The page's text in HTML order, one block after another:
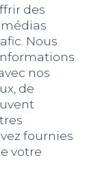
des
Nous
nos
de
fournies
votre